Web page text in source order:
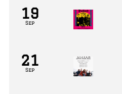
19
Sep
21
Sep